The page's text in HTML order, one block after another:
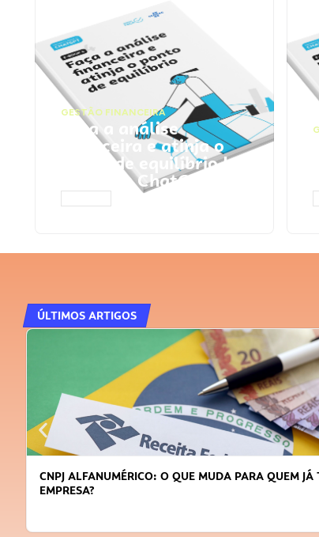
GESTÃO FINANCEIRA
Faça a análise
financeira e atinja o
ponto de equilíbrio |
Prompts ChatGPT
ÚLTIMOS ARTIGOS
PARA QUEM JÁ TEM DICAS PARA OBTER